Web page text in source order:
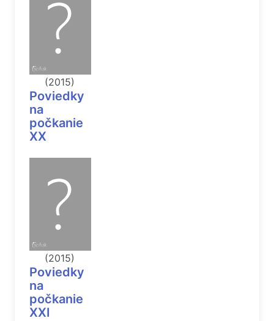
(2015)
Poviedky
na
počkanie
XX
(2015)
Poviedky
na
počkanie
XXI